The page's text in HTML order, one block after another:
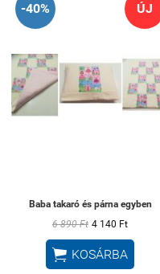
ÚJ
-40%
Baba takaró és párna egyben
6 890 Ft 4 140 Ft
 KOSÁRBA